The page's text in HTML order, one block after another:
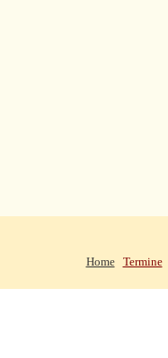
Home
Termine